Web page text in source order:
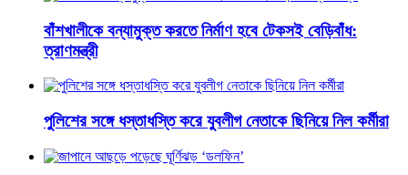
বাঁশখালীকে বন্যামুক্ত করতে নির্মাণ হবে টেকসই বেড়িবাঁধ:
ত্রাণমন্ত্রী
পুলিশের সঙ্গে ধস্তাধস্তি করে যুবলীগ নেতাকে ছিনিয়ে নিল কর্মীরা